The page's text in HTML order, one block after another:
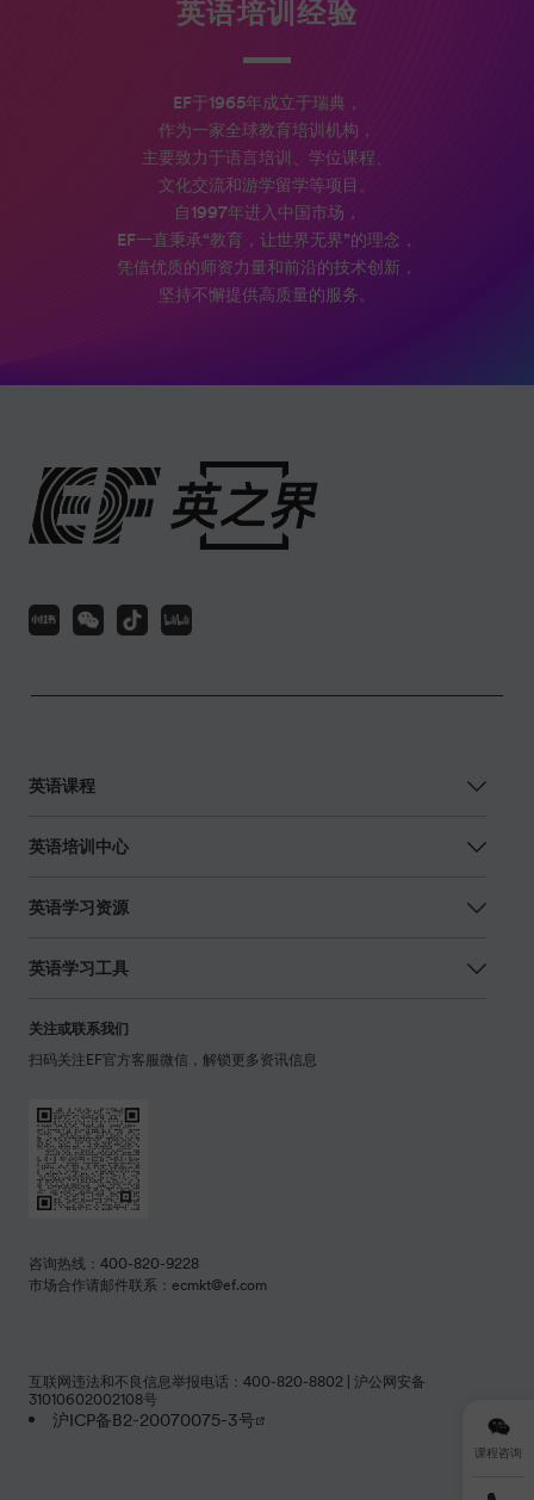
英语培训经验
EF于1965年成立于瑞典，
作为一家全球教育培训机构，
主要致力于语言培训、学位课程、
文化交流和游学留学等项目。
自1997年进入中国市场，
EF一直秉承“教育，让世界无界”的理念，
凭借优质的师资力量和前沿的技术创新，
坚持不懈提供高质量的服务。
英语课程
英语培训中心
英语学习资源
英语学习工具
关注或联系我们
扫码关注EF官方客服微信，解锁更多资讯信息
咨询热线：400-820-9228
市场合作请邮件联系：ecmkt@ef.com
互联网违法和不良信息举报电话：400-820-8802 | 沪公网安备
31010602002108号
沪ICP备B2-20070075-3号
课程咨询